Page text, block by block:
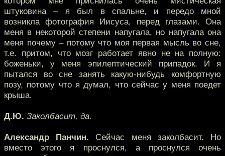
штуковина – я был в спальне, и передо мной
возникла фотография Иисуса, перед глазами. Она
меня в некоторой степени напугала, но напугала она
меня почему – потому что моя первая мысль во сне,
т.е. притом, что мозг работает явно не на полную:
боженьки, у меня эпилептический припадок. И я
пытался во сне занять какую-нибудь комфортную
позу, потому что я думал, что сейчас у меня поедет
крыша.
Д.Ю. Заколбасит, да.
Александр Панчин. Сейчас меня заколбасит. Но
вместо этого я проснулся, а проснулся очень